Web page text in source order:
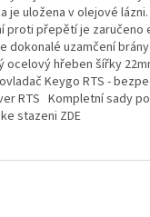
uložena v olejové
proti přepětí je
dokonalé uzamčení
ocelový hřeben šířky
Keygo RTS -
RTS Kompletní sady
stazeni ZDE